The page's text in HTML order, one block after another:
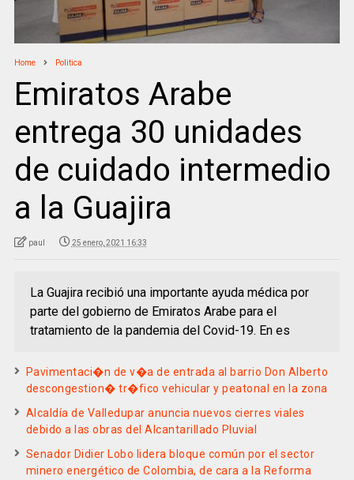
Home Politica
Emiratos Arabe
entrega 30 unidades
de cuidado intermedio
a la Guajira
paul 25 enero, 2021 16:33
La Guajira recibió una importante ayuda médica por
parte del gobierno de Emiratos Arabe para el
tratamiento de la pandemia del Covid-19. En es
Pavimentaci�n de v�a de entrada al barrio Don Alberto
descongestion� tr�fico vehicular y peatonal en la zona
Alcaldía de Valledupar anuncia nuevos cierres viales
debido a las obras del Alcantarillado Pluvial
Senador Didier Lobo lidera bloque común por el sector
minero energético de Colombia, de cara a la Reforma